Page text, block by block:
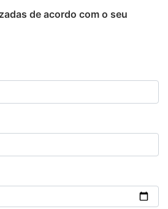
de acordo com o seu